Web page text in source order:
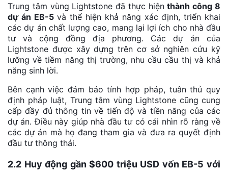
Trung tâm vùng Lightstone đã thực hiệnthành công 8
dự án EB-5và thể hiện khả năng xác định, triển khai
các dự án chất lượng cao, mang lại lợi ích cho nhà đầu
tư và cộng đồng địa phương. Các dự án của
Lightstone được xây dựng trên cơ sở nghiên cứu kỹ
lưỡng về tiềm năng thị trường, nhu cầu cầu thị và khả
năng sinh lời.
Bên cạnh việc đảm bảo tính hợp pháp, tuân thủ quy
định pháp luật, Trung tâm vùng Lightstone cũng cung
cấp đầy đủ thông tin về tiến độ và tiền năng của các
dự án. Điều này giúp nhà đầu tư có cái nhìn rõ ràng về
các dự án mà họ đang tham gia và đưa ra quyết định
đầu tư thông thái.
2.2 Huy động gần $600 triệu USD vốn EB-5 với